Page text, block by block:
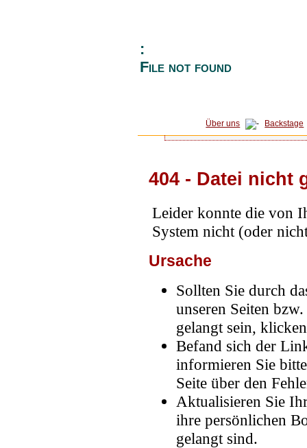
:
File not found
Über uns Backstage
404 - Datei nicht
Leider konnte die von
System nicht (oder
Ursache
Sollten Sie durch
unseren Seiten
gelangt sein,
Befand sich der
informieren Sie
Seite über den
Aktualisieren Sie
ihre persönlichen
gelangt sind.